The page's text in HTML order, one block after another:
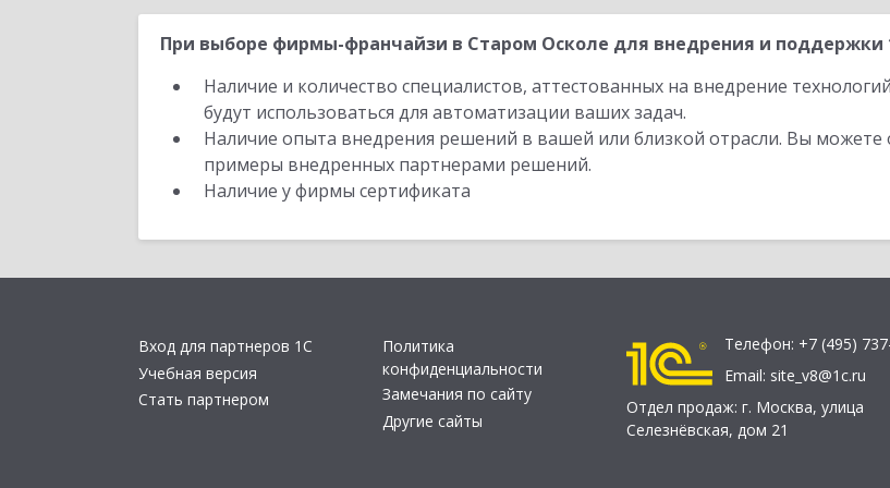
При выборе фирмы-франчайзи в Старом Осколе для внедрения и поддержки
Наличие и количество специалистов, аттестованных на внедрение
будут использоваться для автоматизации ваших задач.
Наличие опыта внедрения решений в вашей или близкой отрасли. Вы можете
примеры внедренных партнерами решений.
Наличие у фирмы сертификата
Вход для партнеров 1С
Учебная версия
Стать партнером
Политика
конфиденциальности
Замечания по сайту
Другие сайты
Телефон: +7 (495)
Email: site_v8@1c.ru
Отдел продаж: г. Москва, улица
Селезнёвская, дом 21